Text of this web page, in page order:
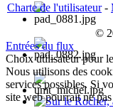
Charte de l'utilisateur-
©
Entrées du flux
Choix utilisateur pour
Nous utilisons des
services possibles. Si
site web pourrait ne